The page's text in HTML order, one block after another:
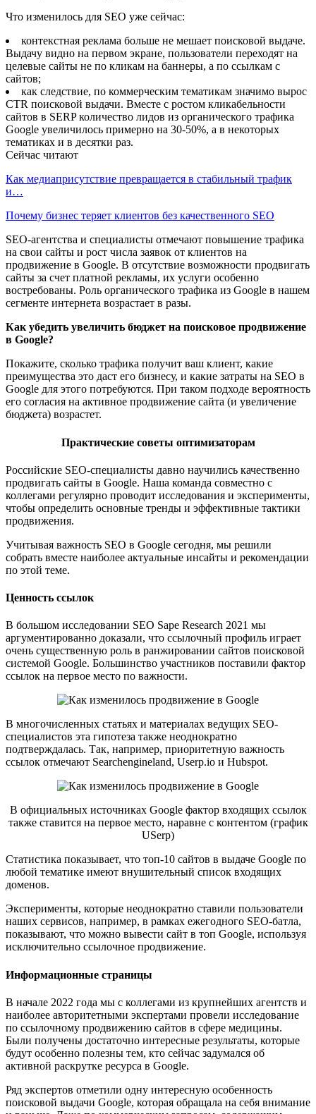
Что изменилось для SEO уже сейчас:
контекстная реклама больше не мешает поисковой выдаче.
Выдачу видно на первом экране, пользователи переходят на
целевые сайты не по кликам на баннеры, а по ссылкам с
сайтов;
как следствие, по коммерческим тематикам значимо вырос
CTR поисковой выдачи. Вместе с ростом кликабельности
сайтов в SERP количество лидов из органического трафика
Google увеличилось примерно на 30-50%, а в некоторых
тематиках и в десятки раз.
Сейчас читают
Как медиаприсутствие превращается в стабильный трафик
и…
Почему бизнес теряет клиентов без качественного SEO
SEO-агентства и специалисты отмечают повышение трафика
на свои сайты и рост числа заявок от клиентов на
продвижение в Google. В отсутствие возможности продвигать
сайты за счет платной рекламы, их услуги особенно
востребованы. Роль органического трафика из Google в нашем
сегменте интернета возрастает в разы.
Как убедить увеличить бюджет на поисковое продвижение
в Google?
Покажите, сколько трафика получит ваш клиент, какие
преимущества это даст его бизнесу, и какие затраты на SEO в
Google для этого потребуются. При таком подходе вероятность
его согласия на активное продвижение сайта (и увеличение
бюджета) возрастет.
Практические советы оптимизаторам
Российские SEO-специалисты давно научились качественно
продвигать сайты в Google. Наша команда совместно с
коллегами регулярно проводит исследования и эксперименты,
чтобы определить основные тренды и эффективные тактики
продвижения.
Учитывая важность SEO в Google сегодня, мы решили
собрать вместе наиболее актуальные инсайты и рекомендации
по этой теме.
Ценность ссылок
В большом исследовании SEO Sape Research 2021 мы
аргументированно доказали, что ссылочный профиль играет
очень существенную роль в ранжировании сайтов поисковой
системой Google. Большинство участников поставили фактор
ссылок на первое место по важности.
В многочисленных статьях и материалах ведущих SEO-
специалистов эта гипотеза также неоднократно
подтверждалась. Так, например, приоритетную важность
ссылок отмечают Searchengineland, Userp.io и Hubspot.
В официальных источниках Google фактор входящих ссылок
также ставится на первое место, наравне с контентом (график
USerp)
Статистика показывает, что топ-10 сайтов в выдаче Google по
любой тематике имеют внушительный список входящих
доменов.
Эксперименты, которые неоднократно ставили пользователи
наших сервисов, например, в рамках ежегодного SEO-батла,
показывают, что можно вывести сайт в топ Google, используя
исключительно ссылочное продвижение.
Информационные страницы
В начале 2022 года мы с коллегами из крупнейших агентств и
наиболее авторитетными экспертами провели исследование
по ссылочному продвижению сайтов в сфере медицины.
Были получены достаточно интересные результаты, которые
будут особенно полезны тем, кто сейчас задумался об
активной раскрутке ресурса в Google.
Ряд экспертов отметили одну интересную особенность
поисковой выдачи Google, которая обращала на себя внимание